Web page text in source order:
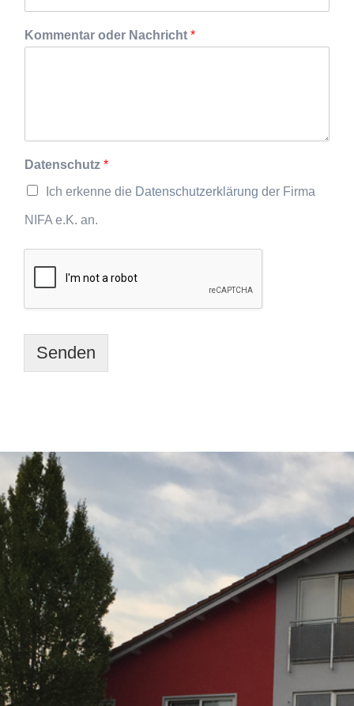
Kommentar oder Nachricht *
Datenschutz *
Ich erkenne die Datenschutzerklärung der Firma
NIFA e.K. an.
Senden